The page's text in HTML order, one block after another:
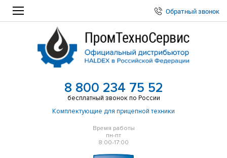
Обратный звонок
8 800 234 75 52
бесплатный звонок по России
Комплектующие для прицепной техники
Время работы
пн-пт
8:00-17:00